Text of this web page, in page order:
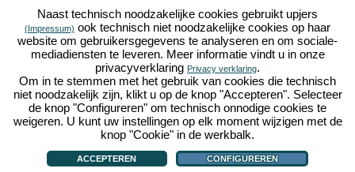
Molehill Empire ...
... is een leuke economische simulatie, die draait om
een microcosmos tuin. Als gratis browersspel speelt
het af in je webbowers, zonder extra downloads of
software!
Met de hulp van een ijverige tuinkabouter, kun je zelf je
eigen tuin van Eden namaken. Sla, wortelen, aardbeien,
spinazie of uien - Je mag zelf beslissen welke planten je
wilt kweken. Bezoek de vriendelijke stedenTuinzicht en
Bloesemdorpom te handelen met andere spelers, het
kopen van nieuwe planten en decoraties om je tuin op
te fleuren, lever aan je klanten en zorg er voor dat je
goede vrienden wordt met je buren... anders wordt je
wakker en is je tuin omgeploegd door een leger mollen!
Forum|Hulp|Contact/Voorwaarden/Privacy|upjers GmbH|Cookies beheren
Naast technisch noodzakelijke cookies gebruikt upjers
(Impressum) ook technisch niet noodzakelijke cookies op haar
website om gebruikersgegevens te analyseren en om sociale-
mediadiensten te leveren. Meer informatie vindt u in onze
privacyverklaring Privacy verklaring.
Om in te stemmen met het gebruik van cookies die technisch
niet noodzakelijk zijn, klikt u op de knop "Accepteren". Selecteer
de knop "Configureren" om technisch onnodige cookies te
weigeren. U kunt uw instellingen op elk moment wijzigen met de
knop "Cookie" in de werkbalk.
ACCEPTEREN CONFIGUREREN